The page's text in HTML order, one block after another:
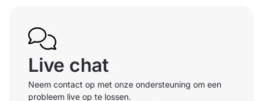
Live chat
Neem contact op met onze ondersteuning om een
probleem live op te lossen.